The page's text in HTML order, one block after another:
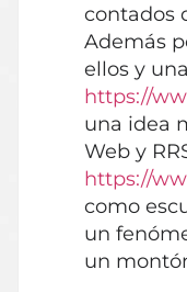
contados
Además
ellos y
https://
una idea
Web y
https://
como
un
un